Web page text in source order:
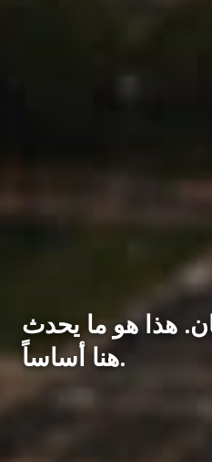
هذا هو ما يحدث
هنا أساساً.